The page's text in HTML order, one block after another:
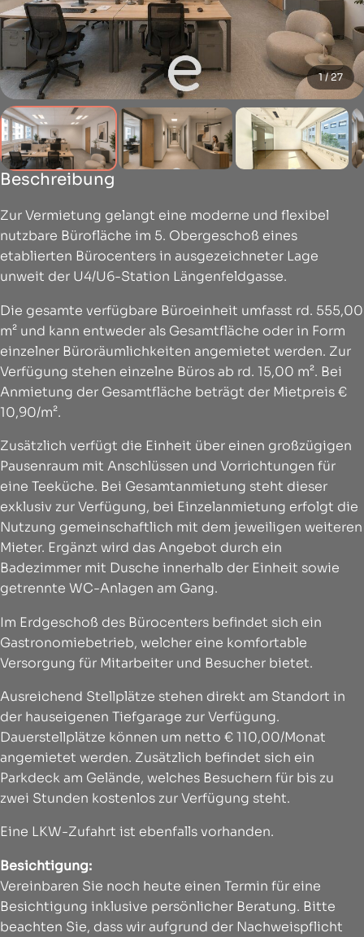
1 / 27
Beschreibung
Zur Vermietung gelangt eine moderne und flexibel
nutzbare Bürofläche im 5. Obergeschoß eines
etablierten Bürocenters in ausgezeichneter Lage
unweit der U4/U6-Station Längenfeldgasse.
Die gesamte verfügbare Büroeinheit umfasst rd. 555,00
m² und kann entweder als Gesamtfläche oder in Form
einzelner Büroräumlichkeiten angemietet werden. Zur
Verfügung stehen einzelne Büros ab rd. 15,00 m². Bei
Anmietung der Gesamtfläche beträgt der Mietpreis €
10,90/m².
Zusätzlich verfügt die Einheit über einen großzügigen
Pausenraum mit Anschlüssen und Vorrichtungen für
eine Teeküche. Bei Gesamtanmietung steht dieser
exklusiv zur Verfügung, bei Einzelanmietung erfolgt die
Nutzung gemeinschaftlich mit dem jeweiligen weiteren
Mieter. Ergänzt wird das Angebot durch ein
Badezimmer mit Dusche innerhalb der Einheit sowie
getrennte WC-Anlagen am Gang.
Im Erdgeschoß des Bürocenters befindet sich ein
Gastronomiebetrieb, welcher eine komfortable
Versorgung für Mitarbeiter und Besucher bietet.
Ausreichend Stellplätze stehen direkt am Standort in
der hauseigenen Tiefgarage zur Verfügung.
Dauerstellplätze können um netto € 110,00/Monat
angemietet werden. Zusätzlich befindet sich ein
Parkdeck am Gelände, welches Besuchern für bis zu
zwei Stunden kostenlos zur Verfügung steht.
Eine LKW-Zufahrt ist ebenfalls vorhanden.
Besichtigung:
Vereinbaren Sie noch heute einen Termin für eine
Besichtigung inklusive persönlicher Beratung. Bitte
beachten Sie, dass wir aufgrund der Nachweispflicht